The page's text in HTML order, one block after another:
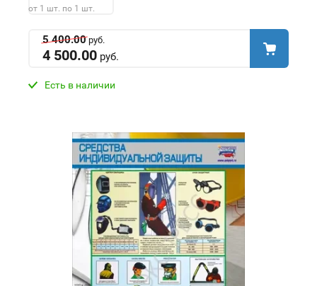
от 1 шт. по 1 шт.
5 400.00руб.
4 500.00 руб.
Есть в наличии